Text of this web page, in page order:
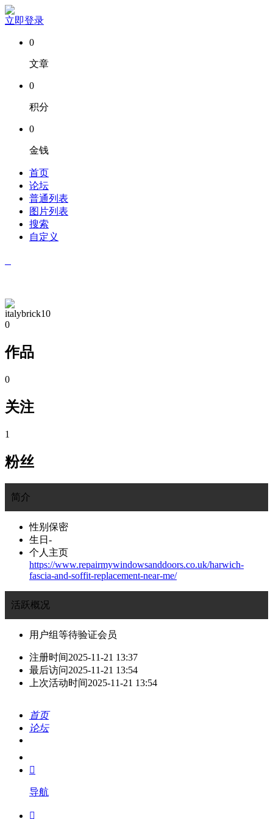
立即登录
0
文章
0
积分
0
金钱
首页
论坛
普通列表
图片列表
搜索
自定义
italybrick10
0
作品
0
关注
1
粉丝
简介
性别 保密
生日 -
个人主页
https://www.repairmywindowsanddoors.co.uk/harwich-
fascia-and-soffit-replacement-near-me/
活跃概况
用户组等待验证会员
注册时间2025-11-21 13:37
最后访问2025-11-21 13:54
上次活动时间2025-11-21 13:54
首页
论坛
我的

导航
